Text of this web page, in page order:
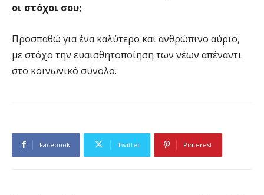
οι στόχοι σου;
Προσπαθώ για ένα καλύτερο και ανθρώπινο αύριο,
με στόχο την ευαισθητοποίηση των νέων απέναντι
στο κοινωνικό σύνολο.
Facebook Twitter Pinterest